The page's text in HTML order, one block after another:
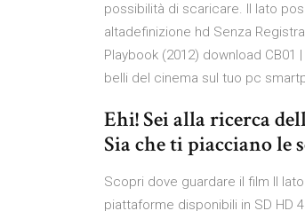
possibilità di scaricare. Il lato
altadefinizione hd Senza
Playbook (2012) download CB01
belli del cinema sul tuo pc
Ehi! Sei alla ricerca
Sia che ti piacciano le
Scopri dove guardare il film Il
piattaforme disponibili in SD HD